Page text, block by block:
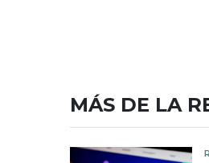
MÁS DE LA